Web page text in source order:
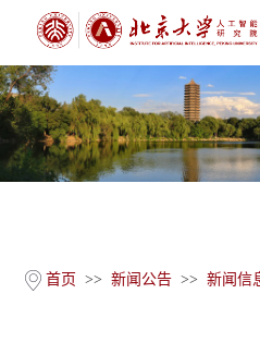
首页 >> 新闻公告 >> 新闻信